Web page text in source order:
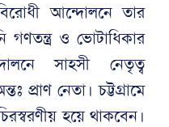
আন্দোলনে তার
গণতন্ত্র ও ভোটাধিকার
সাহসী নেতৃত্ব
প্রাণ নেতা। চট্টগ্রামে
হয়ে থাকবেন।